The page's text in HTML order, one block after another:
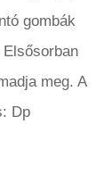
gombák
meg. A
Dp